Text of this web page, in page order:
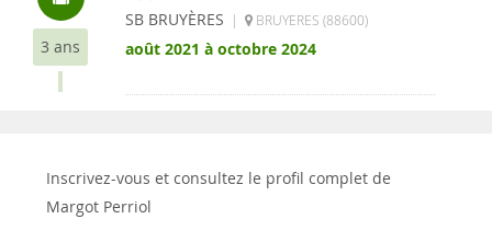
3 ans
SB BRUYÈRES | BRUYERES (88600)
août 2021 à octobre 2024
Inscrivez-vous et consultez le profil complet de
Margot Perriol